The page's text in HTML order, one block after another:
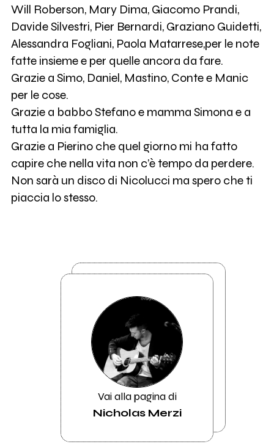
Will Roberson, Mary Dima, Giacomo Prandi,
Davide Silvestri, Pier Bernardi, Graziano Guidetti,
Alessandra Fogliani, Paola Matarrese,per le note
fatte insieme e per quelle ancora da fare.
Grazie a Simo, Daniel, Mastino, Conte e Manic
per le cose.
Grazie a babbo Stefano e mamma Simona e a
tutta la mia famiglia.
Grazie a Pierino che quel giorno mi ha fatto
capire che nella vita non c’è tempo da perdere.
Non sarà un disco di Nicolucci ma spero che ti
piaccia lo stesso.
Vai alla pagina di
Nicholas Merzi